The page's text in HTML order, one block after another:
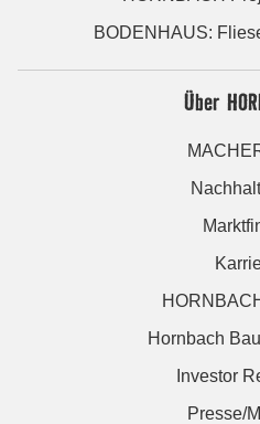
BODENHAUS:
Über
Hornbach
Investor
Presse/